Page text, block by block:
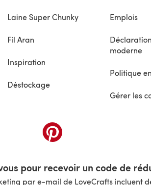
Laine Super Chunky
Fil Aran
Inspiration
Déstockage
Emplois
moderne
Politique
Gérer les
onglet) (s'ouvre dans un nouvel
pour recevoir un code de
par e-mail de LoveCrafts incluent